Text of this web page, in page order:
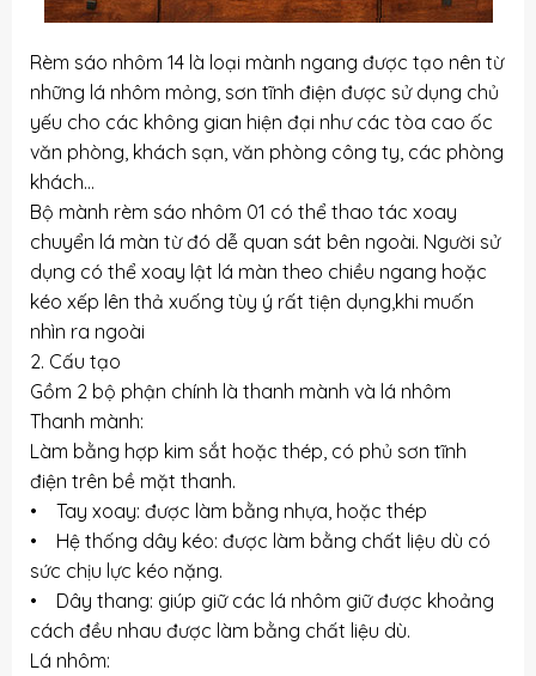
Rèm sáo nhôm 14 là loại mành ngang được tạo nên từ
những lá nhôm mỏng, sơn tĩnh điện được sử dụng chủ
yếu cho các không gian hiện đại như các tòa cao ốc
văn phòng, khách sạn, văn phòng công ty, các phòng
khách…
Bộ mành rèm sáo nhôm 01 có thể thao tác xoay
chuyển lá màn từ đó dễ quan sát bên ngoài. Người sử
dụng có thể xoay lật lá màn theo chiều ngang hoặc
kéo xếp lên thả xuống tùy ý rất tiện dụng,khi muốn
nhìn ra ngoài
2. Cấu tạo
Gồm 2 bộ phận chính là thanh mành và lá nhôm
Thanh mành:
Làm bằng hợp kim sắt hoặc thép, có phủ sơn tĩnh
điện trên bề mặt thanh.
• Tay xoay: được làm bằng nhựa, hoặc thép
• Hệ thống dây kéo: được làm bằng chất liệu dù có
sức chịu lực kéo nặng.
• Dây thang: giúp giữ các lá nhôm giữ được khoảng
cách đều nhau được làm bằng chất liệu dù.
Lá nhôm: